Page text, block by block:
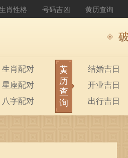
肖性格 号码吉凶 黄历查询
生肖配对
星座配对
八字配对
黄
历
查
询
结婚吉日
开业吉日
出行吉日